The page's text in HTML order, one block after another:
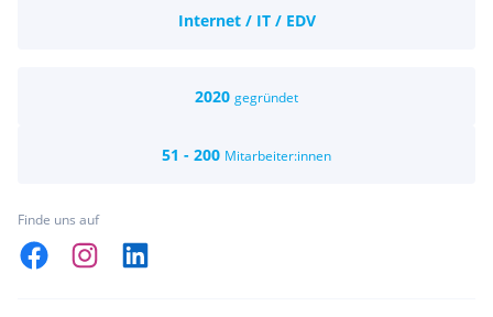
Internet / IT / EDV
2020 gegründet
51 - 200 Mitarbeiter:innen
Finde uns auf